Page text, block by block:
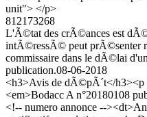
unit"> </p>
812173268
L'Ã©tat des crÃ©ances est
intÃ©ressÃ© peut prÃ©senter
commissaire dans le dÃ©lai
publication.08-06-2018
<h3>Avis de dÃ©pÃ´t</h3><p
<em>Bodacc A n°20180108
<!-- numero annonce --